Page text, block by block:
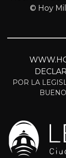
© Hoy
POR LA